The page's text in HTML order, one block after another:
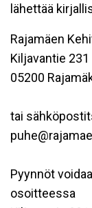
lähettää
Rajamäen
Kiljavantie 231
05200
tai
Pyynnöt
osoitteessa